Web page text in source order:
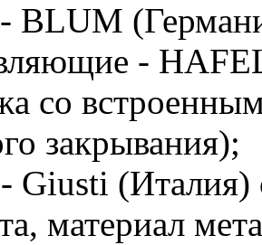
- BLUM
-
со
закрывания);
- Giusti (Италия)
материал